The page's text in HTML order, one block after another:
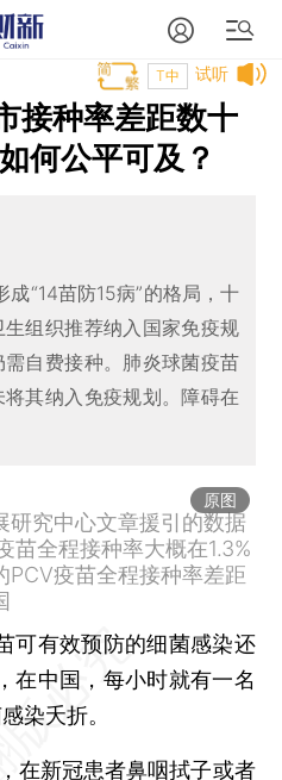
试听
T中
接种率差距数十
何公平可及？
“14苗防15病”的格局，十
组织推荐纳入国家免疫规
自费接种。肺炎球菌疫苗
其纳入免疫规划。障碍在
原图
研究中心文章援引的数据
苗全程接种率大概在1.3%
PCV疫苗全程接种率差距
可有效预防的细菌感染还
在中国，每小时就有一名
染夭折。
新冠患者鼻咽拭子或者